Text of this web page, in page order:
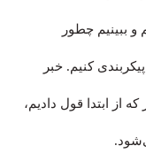
ببینیم چطور
کنیم. خبر
از ابتدا قول دادیم،